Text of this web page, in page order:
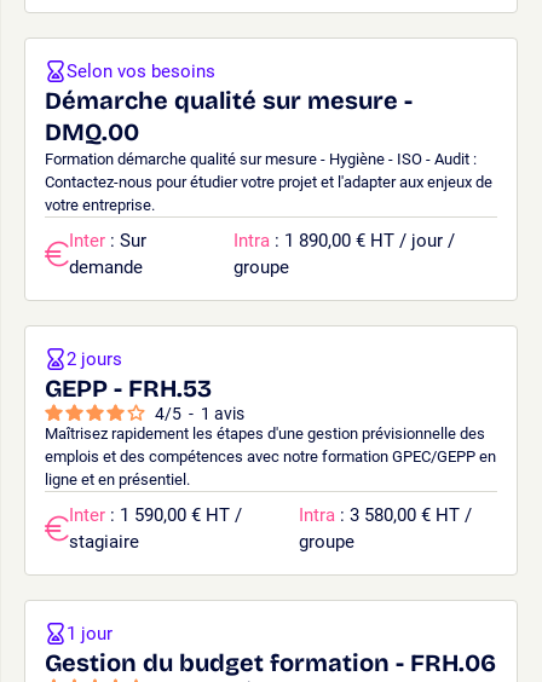
Démarche qualité sur mesure -
DMQ.00
Formation démarche qualité sur mesure - Hygiène - ISO - Audit :
Contactez-nous pour étudier votre projet et l'adapter aux enjeux de
votre entreprise.
Selon vos besoins
Inter : Sur
demande
Intra : 1 890,00 € HT / jour /
groupe
GEPP - FRH.53
4/5 - 1 avis
Maîtrisez rapidement les étapes d'une gestion prévisionnelle des
emplois et des compétences avec notre formation GPEC/GEPP en
ligne et en présentiel.
2 jours
Inter : 1 590,00 € HT /
stagiaire
Intra : 3 580,00 € HT /
groupe
Gestion du budget formation - FRH.06
1 jour